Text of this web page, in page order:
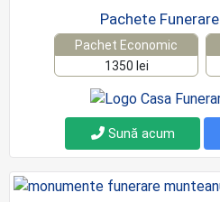
Pachete
Pachet Economic
1350 lei
Sună acum